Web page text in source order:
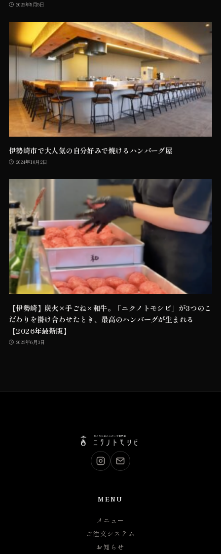
2026年5月5日
伊勢崎市で大人気の自分好みで焼けるハンバーグ屋
2024年10月2日
【伊勢崎】炭火×手ごね×和牛。「ニクノトモシビ」が3つのこ
だわりを掛け合わせたとき、最高のハンバーグが生まれる
【2026年最新版】
2026年6月3日
MENU
メニュー
ご注文システム
お知らせ